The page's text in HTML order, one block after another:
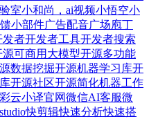
室小和尚，ai视频小悟空小
小部件广告配音广场庖丁
发者开发者工具开发者搜索
源可商用大模型开源多功能
数据挖掘开源机器学习库开
开源社区开源简化机器工作
彩云小译官网微信AI客服微
快剪辑快速分析快速搭